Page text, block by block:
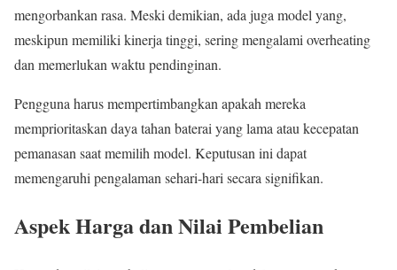
mengorbankan rasa. Meski demikian, ada juga model yang,
meskipun memiliki kinerja tinggi, sering mengalami overheating
dan memerlukan waktu pendinginan.
Pengguna harus mempertimbangkan apakah mereka
memprioritaskan daya tahan baterai yang lama atau kecepatan
pemanasan saat memilih model. Keputusan ini dapat
memengaruhi pengalaman sehari-hari secara signifikan.
Aspek Harga dan Nilai Pembelian